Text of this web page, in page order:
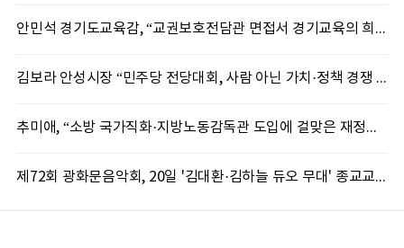
안민석 경기도교육감, “교권보호전담관 면접서 경기교육의 희망 봤다”
김보라 안성시장 “민주당 전당대회, 사람 아닌 가치·정책 경쟁 돼야”
추미애, “소방 국가직화·지방노동감독관 도입에 걸맞은 재정체계 완성해야”
제72회 광화문음악회, 20일 '김대환·김하늘 듀오 무대' 종교교회서 무료 개최